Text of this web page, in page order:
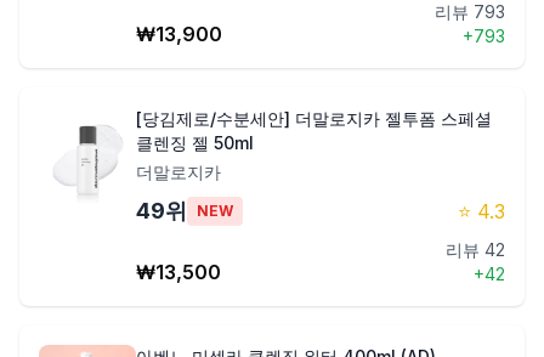
₩13,900
리뷰 793
+793
[당김제로/수분세안] 더말로지카 젤투폼 스페셜
클렌징 젤 50ml
더말로지카
49위 NEW ⭐ 4.3
₩13,500
리뷰 42
+42